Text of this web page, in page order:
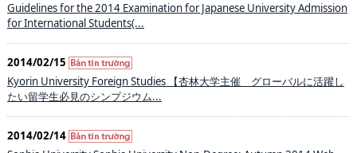
Guidelines for the 2014 Examination for Japanese University Admission
for International Students(...
2014/02/15
Kyorin University Foreign Studies 【杏林大学主催 グローバルに活躍し
たい留学生必見のシンプジウム...
2014/02/14